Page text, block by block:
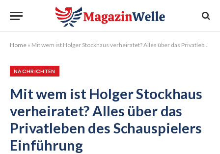
Home » Mit wem ist Holger Stockhaus verheiratet? Alles über das Privatleben des Schauspielers Einführung
NACHRICHTEN
Mit wem ist Holger Stockhaus
verheiratet? Alles über das
Privatleben des Schauspielers
Einführung